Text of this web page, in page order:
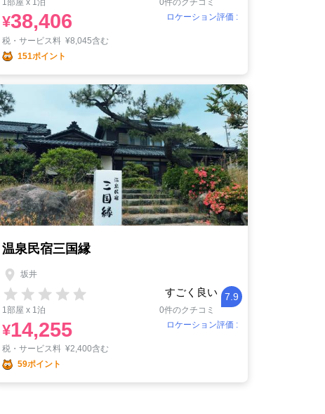
1部屋 x 1泊
0件のクチコミ
ロケーション評価 :
¥38,406
税・サービス料 ¥8,045含む
151ポイント
温泉民宿三国縁
坂井
すごく良い 7.9
1部屋 x 1泊
0件のクチコミ
ロケーション評価 :
¥14,255
税・サービス料 ¥2,400含む
59ポイント